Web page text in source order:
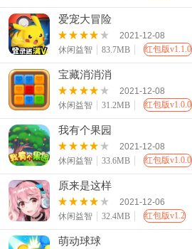
爱宠大冒险
2021-12-08
休闲益智
83.7MB 红包版v1.1.0
宝藏消消消
2021-12-08
休闲益智
31.2MB 红包版v1.0.0
我有个果园
2021-12-08
休闲益智
33.6MB 红包版v1.0.0
原来是这样
2021-12-06
休闲益智
32.4MB 红包版v1.2
萌动球球